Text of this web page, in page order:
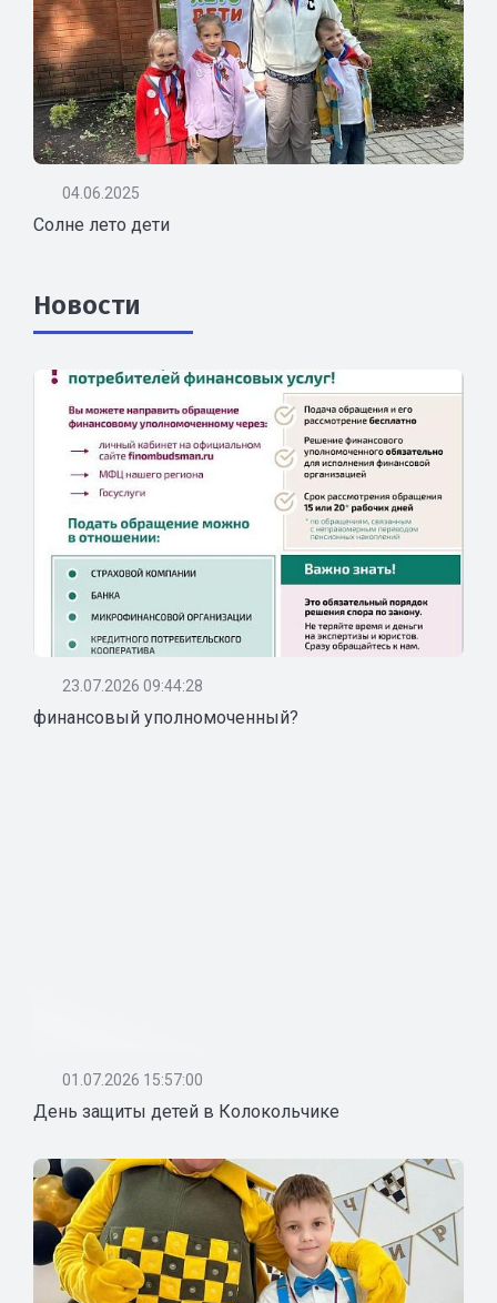
04.06.2025
Солне лето дети
Новости
23.07.2026 09:44:28
финансовый уполномоченный?
01.07.2026 15:57:00
День защиты детей в Колокольчике